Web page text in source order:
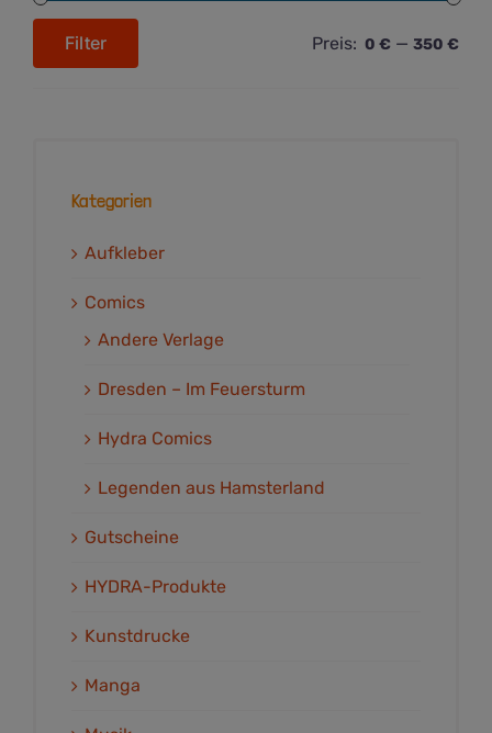
Max.
Filter Preis: 0 € — 350 €
Kategorien
Aufkleber
Comics
Andere Verlage
Dresden – Im Feuersturm
Hydra Comics
Legenden aus Hamsterland
Gutscheine
HYDRA-Produkte
Kunstdrucke
Manga